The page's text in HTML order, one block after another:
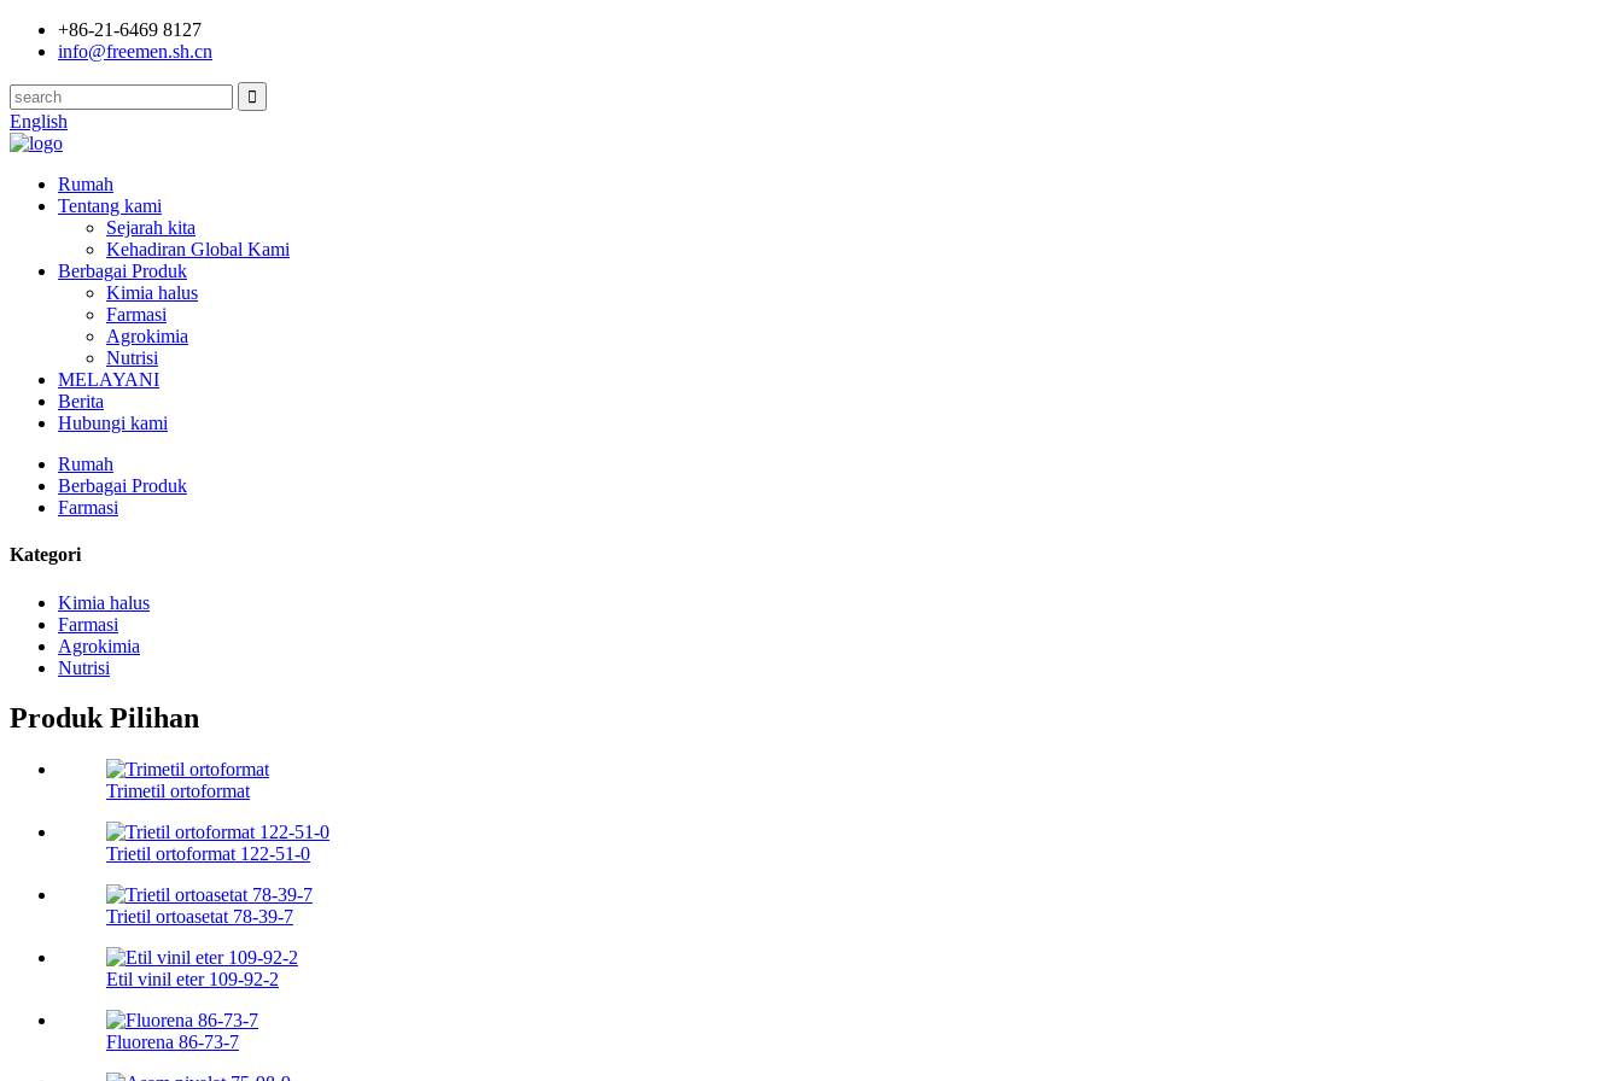
+86-21-6469 8127
info@freemen.sh.cn
English
Rumah
Tentang kami
Sejarah kita
Kehadiran Global Kami
Berbagai Produk
Kimia halus
Farmasi
Agrokimia
Nutrisi
MELAYANI
Berita
Hubungi kami
Rumah
Berbagai Produk
Farmasi
Kategori
Kimia halus
Farmasi
Agrokimia
Nutrisi
Produk Pilihan
Trimetil ortoformat
Trietil ortoformat 122-51-0
Trietil ortoasetat 78-39-7
Etil vinil eter 109-92-2
Fluorena 86-73-7